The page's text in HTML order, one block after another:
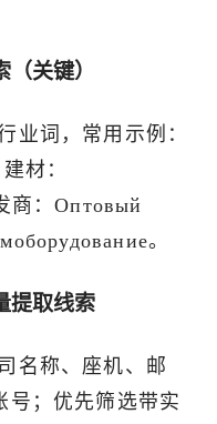
关键）
业词，常用示例：
材：
商：Оптовый
。
提取线索
名称、座机、邮
号；优先筛选带实